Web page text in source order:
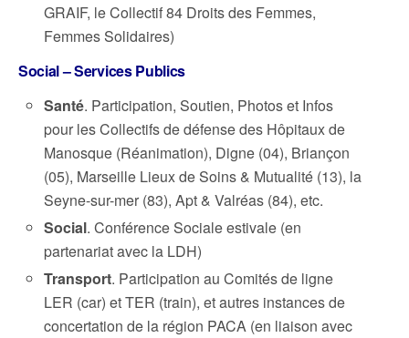
GRAIF, le Collectif 84 Droits des Femmes,
Femmes Solidaires)
Social – Services Publics
Santé. Participation, Soutien, Photos et Infos
pour les Collectifs de défense des Hôpitaux de
Manosque (Réanimation), Digne (04), Briançon
(05), Marseille Lieux de Soins & Mutualité (13), la
Seyne-sur-mer (83), Apt & Valréas (84), etc.
Social. Conférence Sociale estivale (en
partenariat avec la LDH)
Transport. Participation au Comités de ligne
LER (car) et TER (train), et autres instances de
concertation de la région PACA (en liaison avec